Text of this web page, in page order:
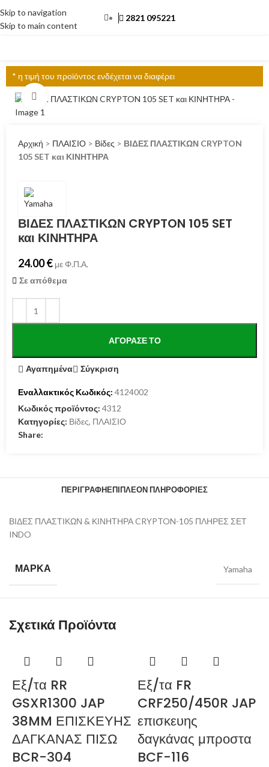
Skip to navigation
Skip to main content
2821 095221
* η τιμή του προϊόντος ενδέχεται να διαφέρει
Click to enlarge
Αρχική > ΠΛΑΙΣΙΟ > Βίδες > ΒΙΔΕΣ ΠΛΑΣΤΙΚΩΝ CRYPTON
105 SET και ΚΙΝΗΤΗΡΑ
ΒΙΔΕΣ ΠΛΑΣΤΙΚΩΝ CRYPTON 105 SET
και ΚΙΝΗΤΗΡΑ
24.00€ με Φ.Π.Α.
Σε απόθεμα
ΑΓΌΡΑΣΕ ΤΟ
Αγαπημένα Σύγκριση
Εναλλακτικός Κωδικός: 4124002
Κωδικός προϊόντος: 4312
Κατηγορίες: Βίδες, ΠΛΑΙΣΙΟ
Share:
ΠΕΡΙΓΡΑΦΉΕΠΙΠΛΈΟΝ ΠΛΗΡΟΦΟΡΊΕΣ
ΒΙΔΕΣ ΠΛΑΣΤΙΚΩΝ & ΚΙΝΗΤΗΡΑ CRYPTON-105 ΠΛΗΡΕΣ ΣΕΤ
INDO
ΜΆΡΚΑ Yamaha
Σχετικά Προϊόντα
Εξ/τα RR
GSXR1300 JAP
38MM ΕΠΙΣΚΕΥΗΣ
ΔΑΓΚΑΝΑΣ ΠΙΣΩ
BCR-304
Εξ/τα FR
CRF250/450R JAP
επισκευης
δαγκάνας μπροστα
BCF-116